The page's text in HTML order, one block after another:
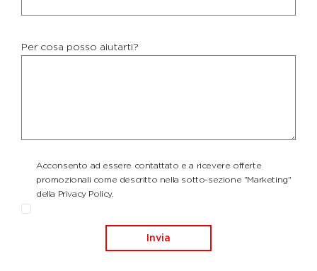
Per cosa posso aiutarti?
Acconsento ad essere contattato e a ricevere offerte
promozionali come descritto nella sotto-sezione "Marketing"
della Privacy Policy.
Invia